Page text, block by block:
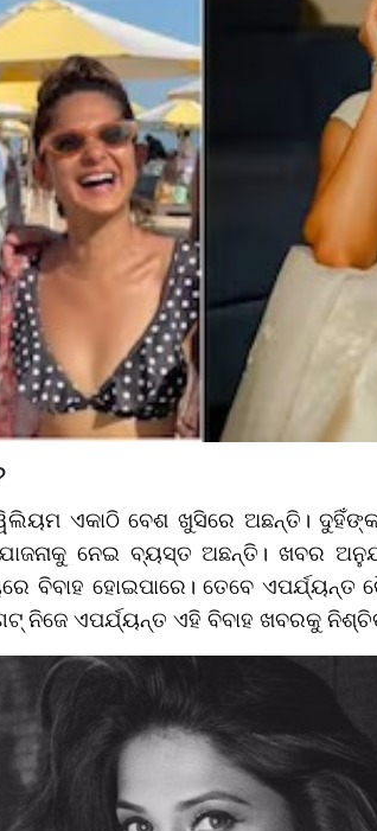
ଏକାଠି ବେଶ ଖୁସିରେ ଅଛନ୍ତି। ଦୁହିଁଙ୍କ
ଯୋଜନାକୁ ନେଇ ବ୍ୟସ୍ତ ଅଛନ୍ତି। ଖବର
ବିବାହ ହୋଇପାରେ। ତେବେ ଏପର୍ଯ୍ୟନ୍ତ
ନିଜେ ଏପର୍ଯ୍ୟନ୍ତ ଏହି ବିବାହ ଖବରକୁ ନିଶ୍ଚିତ